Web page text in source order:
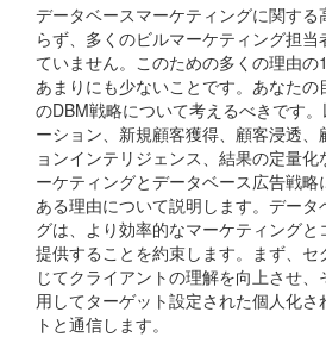
データベースマーケティングに関する
らず、多くのビルマーケティング担当
ていません。このための多くの理由
あまりにも少ないことです。あなた
のDBM戦略について考えるべきです
ーション、新規顧客獲得、顧客浸透
ョンインテリジェンス、結果の定量
ーケティングとデータベース広告戦
ある理由について説明します。デー
グは、より効率的なマーケティング
提供することを約束します。まず、セ
じてクライアントの理解を向上させ
用してターゲット設定された個人化
トと通信します。